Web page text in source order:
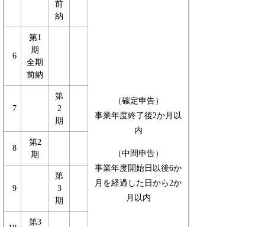
（確定申告）
事業年度終了後2か月以
内
（中間申告）
事業年度開始日以後6か
月を経過した日から2か
月以内
前
納
6
第1
期
全期
前納
7
第
2
期
8
第2
期
9
第
3
期
第3